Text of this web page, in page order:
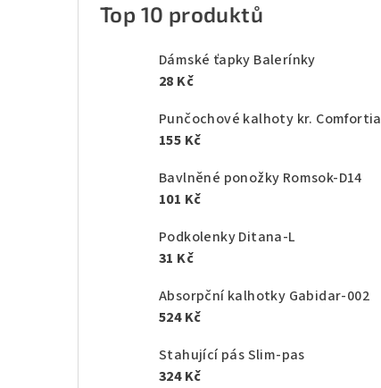
Top 10 produktů
Dámské ťapky Balerínky
28 Kč
Punčochové kalhoty kr. Comfortia
155 Kč
Bavlněné ponožky Romsok-D14
101 Kč
Podkolenky Ditana-L
31 Kč
Absorpční kalhotky Gabidar-002
524 Kč
Stahující pás Slim-pas
324 Kč